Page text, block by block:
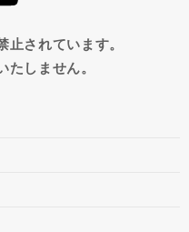
止されています。
たしません。